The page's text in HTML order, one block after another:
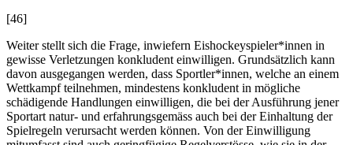
[46]
Weiter stellt sich die Frage, inwiefern Eishockeyspieler*innen in
gewisse Verletzungen konkludent einwilligen. Grundsätzlich kann
davon ausgegangen werden, dass Sportler*innen, welche an einem
Wettkampf teilnehmen, mindestens konkludent in mögliche
schädigende Handlungen einwilligen, die bei der Ausführung jener
Sportart natur- und erfahrungsgemäss auch bei der Einhaltung der
Spielregeln verursacht werden können. Von der Einwilligung